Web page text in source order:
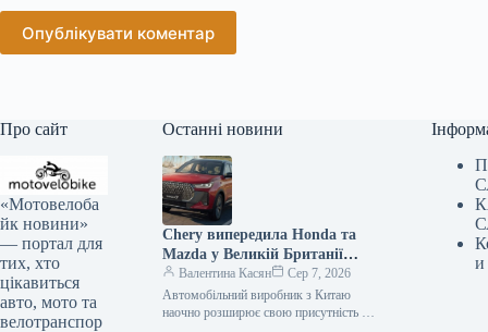
Опублікувати коментар
Про сайт
«Мотовелоба
йк новини»
— портал для
тих, хто
цікавиться
авто, мото та
велотранспор
Останні новини
Chery випередила Honda та
Mazda у Великій Британії
лише за рік після своєї появи
на ринку.
Валентина Касян
Сер 7, 2026
Автомобільний виробник з Китаю
наочно розширює свою присутність на
и